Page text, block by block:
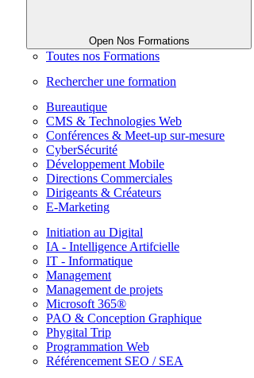
Open Nos Formations
Toutes nos Formations
Rechercher une formation
Bureautique
CMS & Technologies Web
Conférences & Meet-up sur-mesure
CyberSécurité
Développement Mobile
Directions Commerciales
Dirigeants & Créateurs
E-Marketing
Initiation au Digital
IA - Intelligence Artifcielle
IT - Informatique
Management
Management de projets
Microsoft 365®
PAO & Conception Graphique
Phygital Trip
Programmation Web
Référencement SEO / SEA